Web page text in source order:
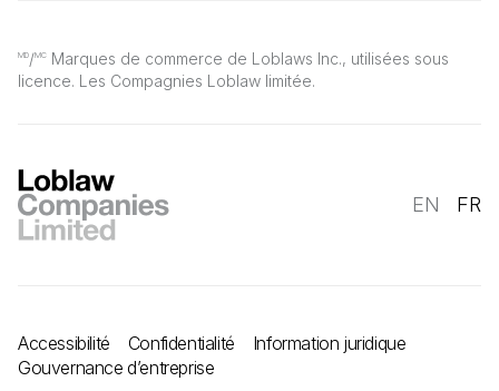
MD/MC Marques de commerce de Loblaws Inc., utilisées sous
licence. Les Compagnies Loblaw limitée.
EN FR
Accessibilité Confidentialité
Information juridique
Gouvernance d’entreprise